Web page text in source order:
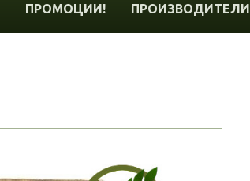
ПРОМОЦИИ! ПРОИЗВОДИТЕЛИ